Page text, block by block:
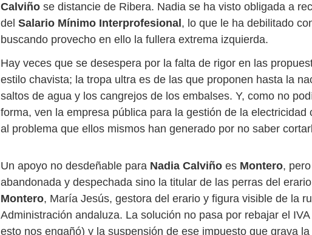
Calviño se distancie de Ribera. Nadia se ha visto obligada a
del Salario Mínimo Interprofesional , lo que le ha debilitado
buscando provecho en ello la fullera extrema izquierda.
Hay veces que se desespera por la falta de rigor en las
estilo chavista; la tropa ultra es de las que proponen hasta la
saltos de agua y los cangrejos de los embalses. Y, como no
forma, ven la empresa pública para la gestión de la electricidad
al problema que ellos mismos han generado por no saber
Un apoyo no desdeñable para Nadia Calviño es Montero, pero
abandonada y despechada sino la titular de las perras del
Montero, María Jesús, gestora del erario y figura visible de la
Administración andaluza. La solución no pasa por rebajar el
esto nos engañó) y la suspensión de ese impuesto que grava